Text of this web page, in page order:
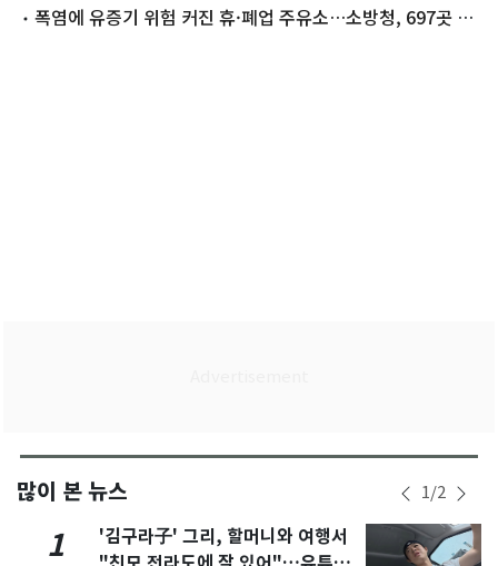
선정폭염에 유증기 위험 커진 휴·폐업 주유소…소방청, 697곳 전
많이 본 뉴스 1/2
1
'김구라子' 그리, 할머니와 여행서